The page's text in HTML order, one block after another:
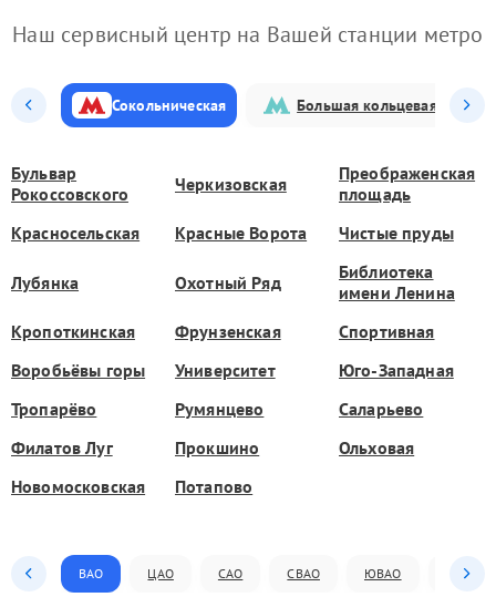
Наш сервисный центр на Вашей станции метро
Сокольническая Большая кольцевая
Бульвар
Рокоссовского
Черкизовская
Преображенская
площадь
Красносельская
Красные Ворота Чистые пруды
Лубянка Охотный Ряд
Библиотека
имени Ленина
Кропоткинская
Фрунзенская
Спортивная
Воробьёвы горы
Университет
Юго-Западная
Тропарёво
Румянцево
Саларьево
Филатов Луг
Прокшино
Ольховая
Новомосковская
Потапово
ВАО ЦАО САО СВАО ЮВАО ЮАО